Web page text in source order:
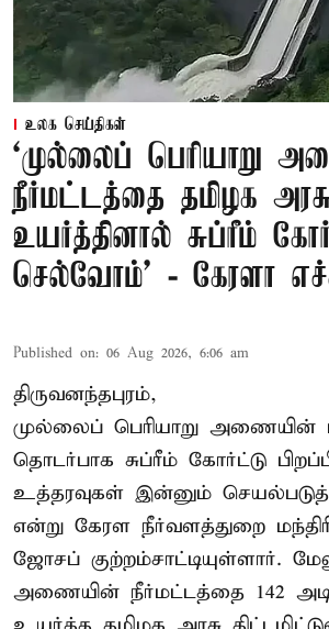
உலக செய்திகள்
‘முல்லைப் பெரியாறு
நீர்மட்டத்தை தமிழக
உயர்த்தினால் சுப்ரீம்
செல்வோம்' - கேரளா
Published on: 06 Aug 2026, 6:06 am
திருவனந்தபுரம்,
முல்லைப் பெரியாறு அணையின்
தொடர்பாக சுப்ரீம் கோர்ட்டு
உத்தரவுகள் இன்னும்
என்று கேரள நீர்வளத்துறை
ஜோசப் குற்றம்சாட்டியுள்ளார்.
அணையின் நீர்மட்டத்தை 142